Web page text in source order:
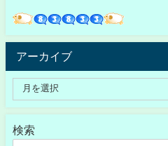
アーカイブ
検索